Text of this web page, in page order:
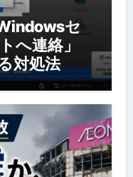
セ
へ連絡」
対処法